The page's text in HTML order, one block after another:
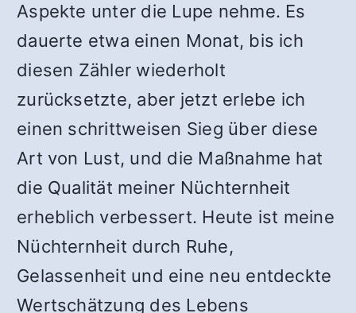
Aspekte unter die Lupe nehme. Es
dauerte etwa einen Monat, bis ich
diesen Zähler wiederholt
zurücksetzte, aber jetzt erlebe ich
einen schrittweisen Sieg über diese
Art von Lust, und die Maßnahme hat
die Qualität meiner Nüchternheit
erheblich verbessert. Heute ist meine
Nüchternheit durch Ruhe,
Gelassenheit und eine neu entdeckte
Wertschätzung des Lebens